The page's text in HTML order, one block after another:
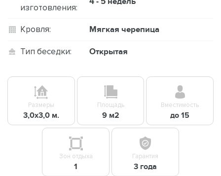
изготовления:
Кровля: Мягкая черепица
Тип беседки: Открытая
Размеры
3,0х3,0 м.
Площадь
9 м2
Вместимость
до 15
Зон отдыха
1
Гарантия
3 года